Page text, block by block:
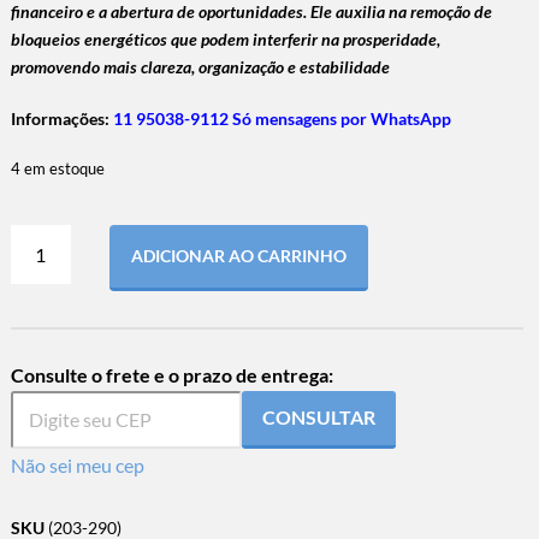
financeiro e a abertura de oportunidades. Ele auxilia na remoção de
bloqueios energéticos que podem interferir na prosperidade,
promovendo mais clareza, organização e estabilidade
Informações: 11 95038-9112 Só mensagens por WhatsApp
4 em estoque
ADICIONAR AO CARRINHO
Consulte o frete e o prazo de entrega:
CONSULTAR
Não sei meu cep
SKU (203-290)